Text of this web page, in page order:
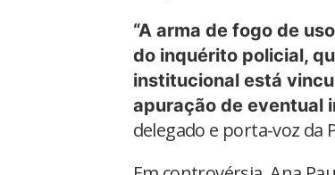
“A arma de fogo de
do inquérito policial,
institucional está
apuração de eventual
delegado e porta-voz da